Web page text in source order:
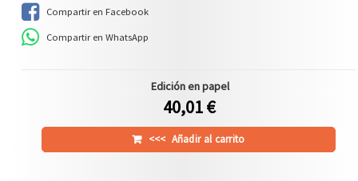
Compartir en Facebook
Compartir en WhatsApp
Edición en papel
40,01 €
<<< Añadir al carrito